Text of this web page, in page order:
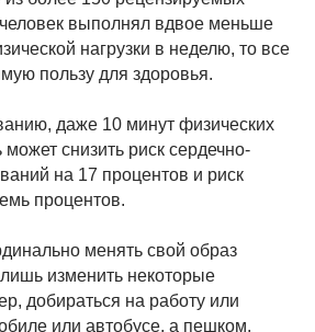
выполнял вдвое меньше
нагрузки в неделю, то все
пользу для здоровья.
даже 10 минут физических
снизить риск сердечно-
на 17 процентов и риск
процентов.
менять свой образ
изменить некоторые
добираться на работу или
или автобусе, а пешком.